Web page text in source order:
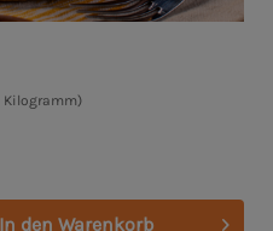
Kilogramm)
In den Warenkorb